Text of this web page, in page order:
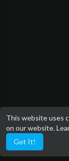
This website uses
on our website.
Got It!